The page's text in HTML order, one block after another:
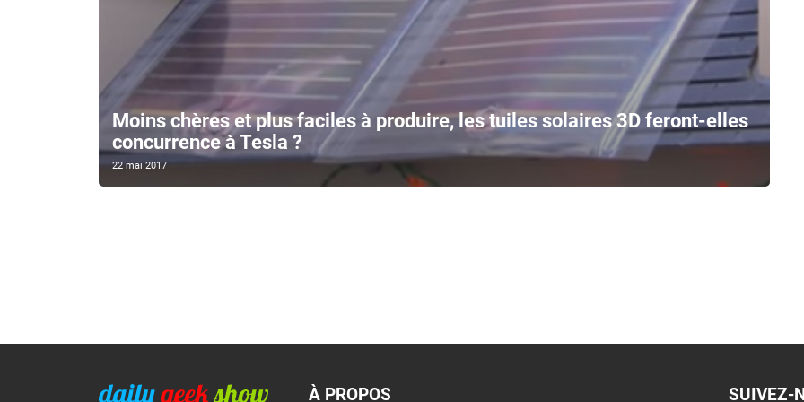
Moins chères et plus faciles à produire, les tuiles solaires 3D feront-elles
concurrence à Tesla ?
22 mai 2017
À PROPOS SUIVEZ-